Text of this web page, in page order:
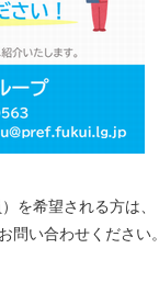
を希望される方は、
い合わせください。